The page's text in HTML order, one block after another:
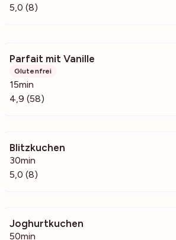
5,0 (8)
Parfait mit Vanille
Glutenfrei
15min
4,9 (58)
Blitzkuchen
30min
5,0 (8)
Joghurtkuchen
50min